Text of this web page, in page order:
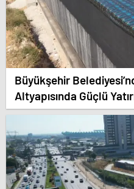
Büyükşehir
Altyapısında Güçlü